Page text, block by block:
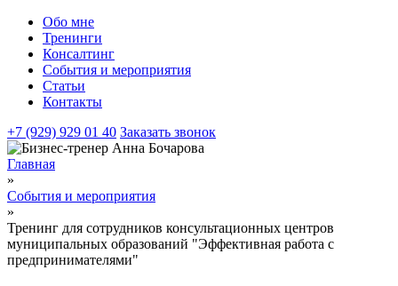
Обо мне
Тренинги
Консалтинг
События и мероприятия
Статьи
Контакты
+7 (929) 929 01 40 Заказать звонок
Главная
»
События и мероприятия
»
Тренинг для сотрудников консультационных центров
муниципальных образований "Эффективная работа с
предпринимателями"